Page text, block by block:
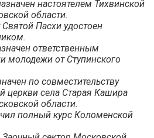
настоятелем Тихвинской
области.
Пасхи удостоен
ответственным
молодежи от Ступинского
по совместительству
церкви села Старая Кашира
области.
полный курс Коломенской